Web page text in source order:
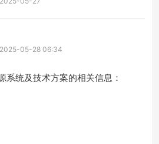
2025-05-28 06:34
系统及技术方案的相关信息：